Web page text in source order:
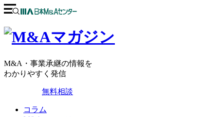
M&A・事業承継の情報を
わかりやすく発信
無料相談
コラム